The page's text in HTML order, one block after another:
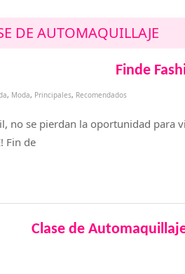
DE AUTOMAQUILLAJE
Finde
, Moda, Principales, Recomendados
no se pierdan la oportunidad para
Fin de
Clase de